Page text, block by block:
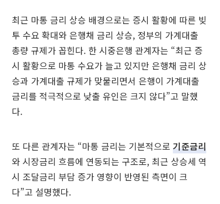
최근 마통 금리 상승 배경으로는 증시 활황에 따른 빚
투 수요 확대와 은행채 금리 상승, 정부의 가계대출
총량 규제가 꼽힌다. 한 시중은행 관계자는 “최근 증
시 활황으로 마통 수요가 늘고 있지만 은행채 금리 상
승과 가계대출 규제가 맞물리면서 은행이 가계대출
금리를 적극적으로 낮출 유인은 크지 않다”고 말했
다.
또 다른 관계자는 “마통 금리는 기본적으로 기준금리
와 시장금리 흐름에 연동되는 구조로, 최근 상승세 역
시 조달금리 부담 증가 영향이 반영된 측면이 크
다”고 설명했다.